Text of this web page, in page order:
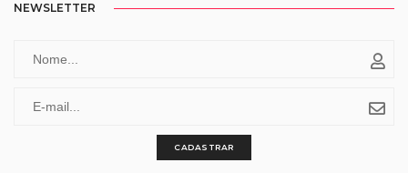
NEWSLETTER
CADASTRAR